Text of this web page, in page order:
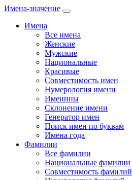
Имена-значение
Имена
Все имена
Женские
Мужские
Национальные
Красивые
Совместимость имен
Нумерология имени
Именины
Склонение имени
Генератор имен
Поиск имен по буквам
Имена года
Фамилии
Все фамилии
Национальные фамилии
Совместимость фамилий